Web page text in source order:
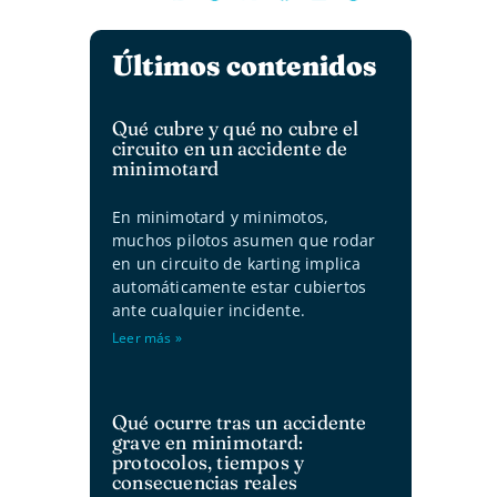
Últimos contenidos
Qué cubre y qué no cubre el
circuito en un accidente de
minimotard
En minimotard y minimotos,
muchos pilotos asumen que rodar
en un circuito de karting implica
automáticamente estar cubiertos
ante cualquier incidente.
Leer más »
Qué ocurre tras un accidente
grave en minimotard:
protocolos, tiempos y
consecuencias reales